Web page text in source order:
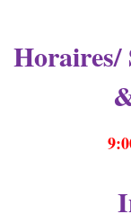
Horaires/